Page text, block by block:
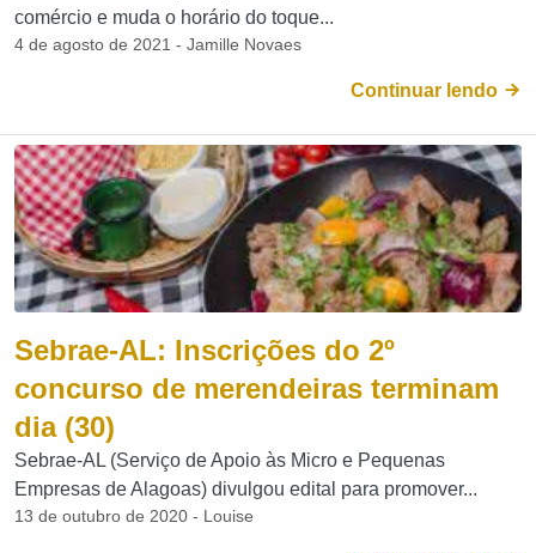
comércio e muda o horário do toque...
4 de agosto de 2021 - Jamille Novaes
Continuar lendo
Sebrae-AL: Inscrições do 2º
concurso de merendeiras terminam
dia (30)
Sebrae-AL (Serviço de Apoio às Micro e Pequenas
Empresas de Alagoas) divulgou edital para promover...
13 de outubro de 2020 - Louise